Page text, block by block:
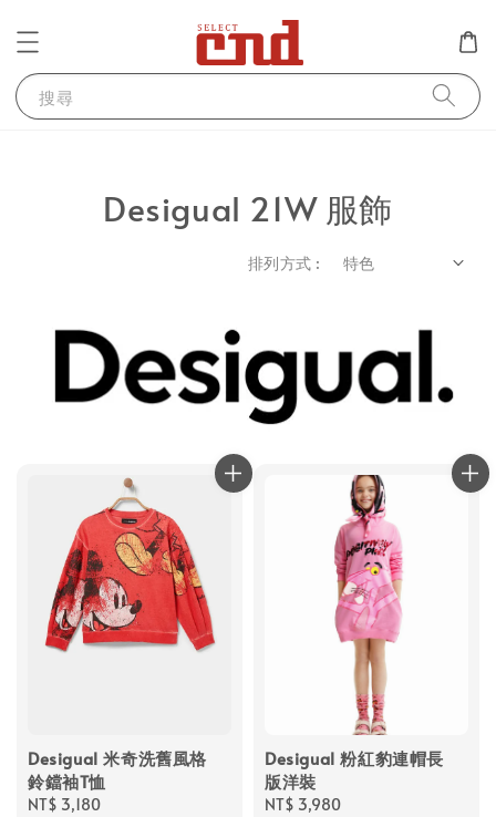
搜尋
Desigual 21W 服飾
排列方式 :
Desigual 米奇洗舊風格
鈴鐺袖T恤
Regular
NT$ 3,180
Desigual 粉紅豹連帽長
版洋裝
Regular
NT$ 3,980